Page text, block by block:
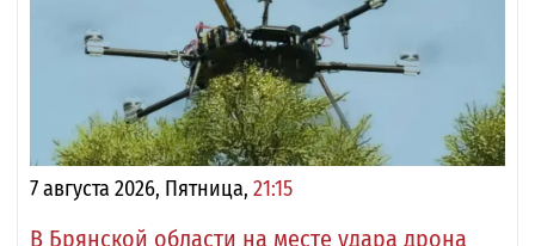
7 августа 2026, Пятница, 21:15
В Брянской области на месте удара дрона